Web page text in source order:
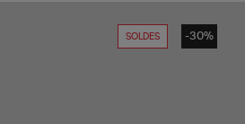
SOLDES -30%